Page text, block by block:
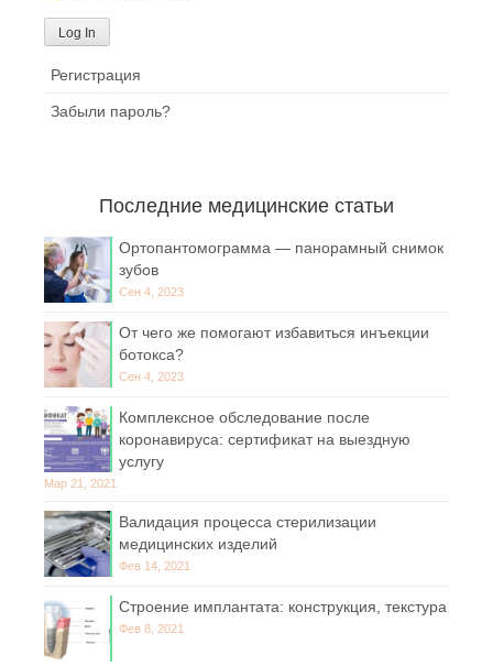
Регистрация
Забыли пароль?
Последние медицинские статьи
Ортопантомограмма — панорамный снимок
зубов
Сен 4, 2023
От чего же помогают избавиться инъекции
ботокса?
Сен 4, 2023
Комплексное обследование после
коронавируса: сертификат на выездную
услугу
Мар 21, 2021
Валидация процесса стерилизации
медицинских изделий
Фев 14, 2021
Строение имплантата: конструкция, текстура
Фев 8, 2021